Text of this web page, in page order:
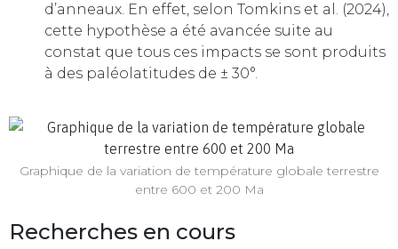
d’anneaux. En effet, selon Tomkins et al. (2024),
cette hypothèse a été avancée suite au
constat que tous ces impacts se sont produits
à des paléolatitudes de ± 30°.
Graphique de la variation de température globale terrestre
entre 600 et 200 Ma
Recherches en cours